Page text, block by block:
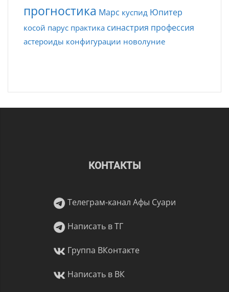
прогностика Марс куспид Юпитер
косой парус практика синастрия профессия
астероиды конфигурации новолуние
КОНТАКТЫ
Телеграм-канал Афы Суари
Написать в ТГ
Группа ВКонтакте
Написать в ВК